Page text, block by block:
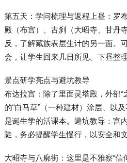
第五天：学问梳理与返程上昼：罗
殿（布宫）、古刹（大昭寺、甘丹
反，了解藏族表层生计的另一面。
会，让学生回来几日所见。下昼整
景点研学亮点与避坑教导
布达拉宫：除了里面灵塔殿，外部“
的“白马草”（一种建材）涂层、以
是诞生学的活课本。避坑教导：宫
陡，务必提醒学生慢行，以安全和
大昭寺与八廓街：这里是不雅察“信